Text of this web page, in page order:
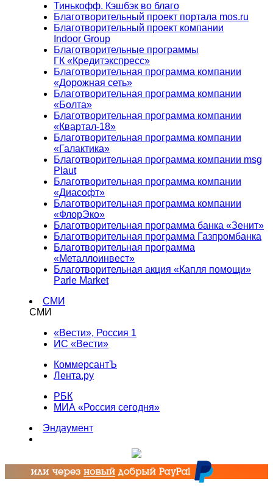
Тинькофф. Кэшбэк во благо
Благотворительный проект портала mos.ru
Благотворительный проект компании
Indoor Group
Благотворительные программы
ГК «Кредитэкспресс»
Благотворительная программа компании
«Дорожная сеть»
Благотворительная программа компании
«Болта»
Благотворительная программа компании
«Квартал-18»
Благотворительная программа компании
«Галактика»
Благотворительная программа компании msg
Plaut
Благотворительная программа компании
«Диасофт»
Благотворительная программа компании
«ФлорЭко»
Благотворительная программа банка «Зенит»
Благотворительная программа Газпромбанка
Благотворительная программа
«Металлоинвест»
Благотворительная акция «Капля помощи»
Parle Market
СМИ
СМИ
«Вести», Россия 1
ИС «Вести»
КоммерсантЪ
Лента.ру
РБК
МИА «Россия сегодня»
Эндаумент